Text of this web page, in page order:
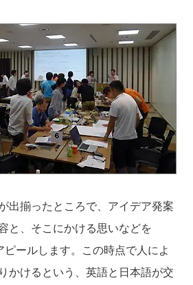
出揃ったところで、アイデア発案
と、そこにかける思いなどを
ールします。この時点で人によ
かけるという、英語と日本語が交